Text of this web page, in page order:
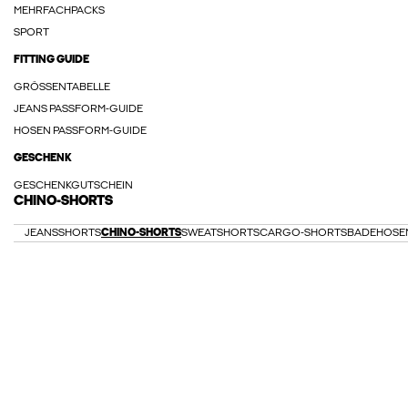
MEHRFACHPACKS
SPORT
FITTING GUIDE
GRÖSSENTABELLE
JEANS PASSFORM-GUIDE
HOSEN PASSFORM-GUIDE
GESCHENK
GESCHENKGUTSCHEIN
CHINO-SHORTS
JEANSSHORTSCHINO-SHORTSSWEATSHORTSCARGO-SHORTS